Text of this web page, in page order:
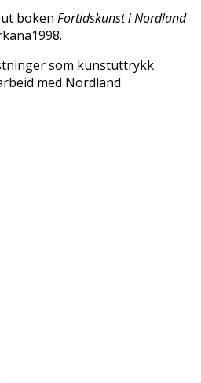
boken Fortidskunst i Nordland
som kunstuttrykk.
med Nordland